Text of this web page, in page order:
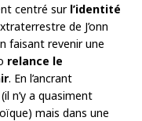
centré sur l’identité
de J’onn
faisant revenir une
relance le
. En l’ancrant
n’y a quasiment
mais dans une